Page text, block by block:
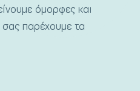
όμορφες και
σας παρέχουμε τα